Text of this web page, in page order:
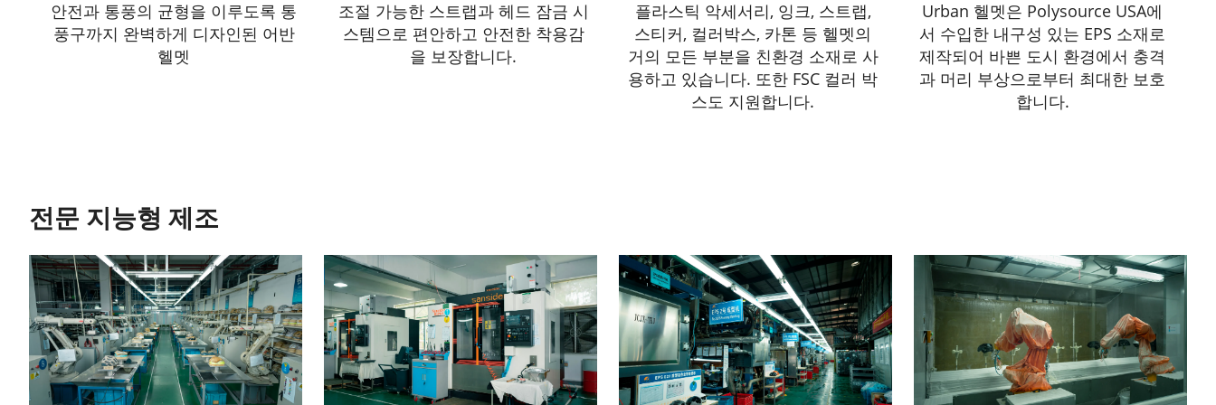
안전과 통풍의 균형을 이루도록 통
풍구까지 완벽하게 디자인된 어반
헬멧
조절 가능한 스트랩과 헤드 잠금 시
스템으로 편안하고 안전한 착용감
을 보장합니다.
플라스틱 악세서리, 잉크, 스트랩,
스티커, 컬러박스, 카톤 등 헬멧의
거의 모든 부분을 친환경 소재로 사
용하고 있습니다. 또한 FSC 컬러 박
스도 지원합니다.
Urban 헬멧은 Polysource USA에
서 수입한 내구성 있는 EPS 소재로
제작되어 바쁜 도시 환경에서 충격
과 머리 부상으로부터 최대한 보호
합니다.
전문 지능형 제조